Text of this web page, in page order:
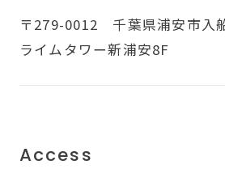
〒279-0012 千葉県浦安市入
ライムタワー新浦安8F
Access